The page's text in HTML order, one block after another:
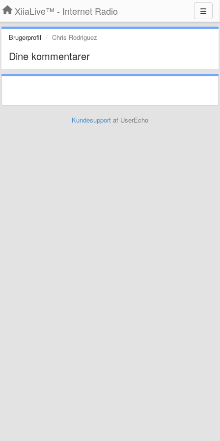
XiiaLive™ - Internet Radio
Brugerprofil Chris Rodriguez
Dine kommentarer
Kundesupport af UserEcho